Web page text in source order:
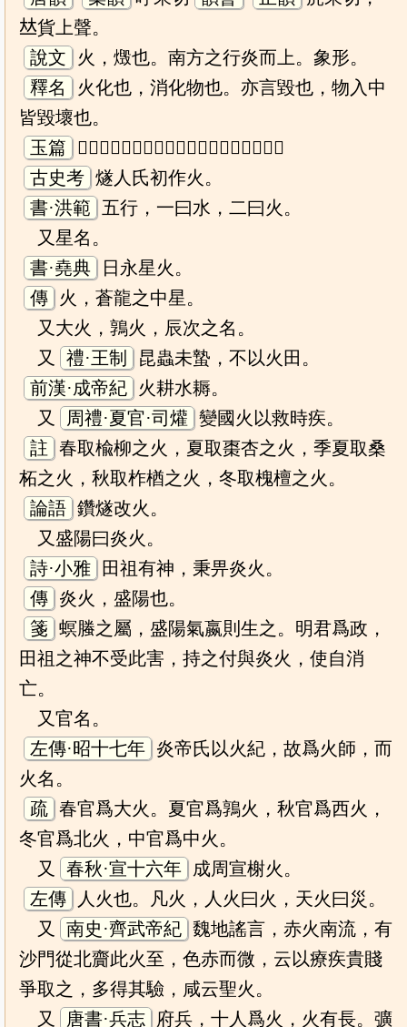
𠀤貨上聲。
說文
火，燬也。南方之行炎而上。象形。
釋名
火化也，消化物也。亦言毀也，物入中
皆毀壞也。
玉篇
𤆄者，化也，隨也，陽氣用事萬物變隨也。
古史考 燧人氏初作火。
書·洪範
五行，一曰水，二曰火。
又星名。
書·堯典
日永星火。
傳
火，蒼龍之中星。
又大火，鶉火，辰次之名。
又
禮·王制
昆蟲未蟄，不以火田。
前漢·成帝紀
火耕水耨。
又
周禮·夏官·司爟 變國火以救時疾。
註 春取楡柳之火，夏取棗杏之火，季夏取桑
柘之火，秋取柞楢之火，冬取槐檀之火。
論語 鑽燧改火。
又盛陽曰炎火。
詩·小雅
田祖有神，秉畀炎火。
傳 炎火，盛陽也。
箋 螟螣之屬，盛陽氣嬴則生之。明君爲政，
田祖之神不受此害，持之付與炎火，使自消
亡。
又官名。
左傳·昭十七年 炎帝氏以火紀，故爲火師，而
火名。
疏 春官爲大火。夏官爲鶉火，秋官爲西火，
冬官爲北火，中官爲中火。
又
春秋·宣十六年
成周宣榭火。
左傳
人火也。凡火，人火曰火，天火曰災。
又
南史·齊武帝紀 魏地謠言，赤火南流，有
沙門從北齎此火至，色赤而微，云以療疾貴賤
爭取之，多得其驗，咸云聖火。
又
唐書·兵志 府兵，十人爲火，火有長。彍